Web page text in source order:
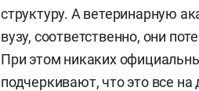
структуру. А ветеринарную
вузу, соответственно, они
При этом никаких
подчеркивают, что это все